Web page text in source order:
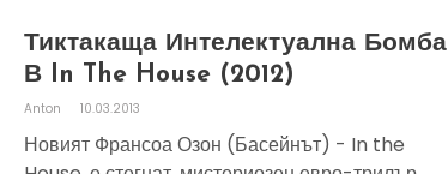
Тиктакаща Интелектуална Бомба
В In The House (2012)
Anton 10.03.2013
Новият Франсоа Озон (Басейнът) - In the